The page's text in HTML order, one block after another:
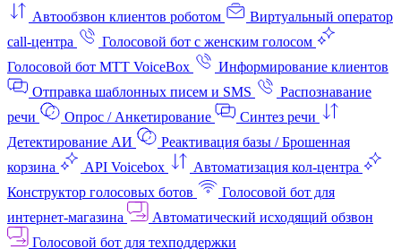
Автообзвон клиентов роботом
Виртуальный оператор
call-центра
Голосовой бот с женским голосом
Голосовой бот МТТ VoiceBox
Информирование клиентов
Отправка шаблонных писем и SMS
Распознавание
речи
Опрос / Анкетирование
Синтез речи
Детектирование АИ
Реактивация базы / Брошенная
корзина
API Voicebox
Автоматизация кол‑центра
Конструктор голосовых ботов
Голосовой бот для
интернет‑магазина
Автоматический исходящий обзвон
Голосовой бот для техподдержки